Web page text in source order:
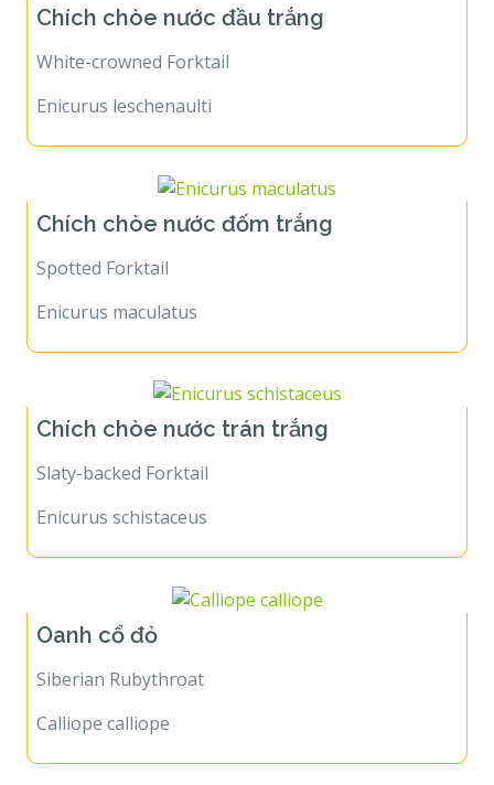
Chích chòe nước đầu trắng
White-crowned Forktail
Enicurus leschenaulti
Chích chòe nước đốm trắng
Spotted Forktail
Enicurus maculatus
Chích chòe nước trán trắng
Slaty-backed Forktail
Enicurus schistaceus
Oanh cổ đỏ
Siberian Rubythroat
Calliope calliope